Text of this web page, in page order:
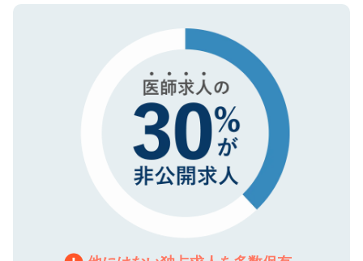
で、機密保持に関してもご安心ください。
ので、まずはご登録ください。